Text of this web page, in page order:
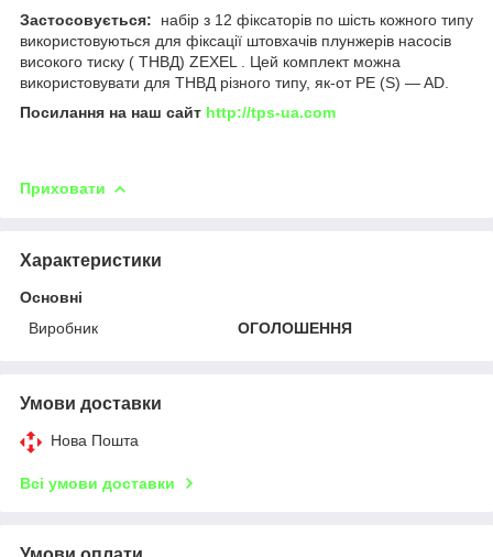
Застосовується: набір з 12 фіксаторів по шість кожного типу
використовуються для фіксації штовхачів плунжерів насосів
високого тиску ( ТНВД) ZEXEL . Цей комплект можна
використовувати для ТНВД різного типу, як-от PE (S) — AD.
Посилання на наш сайт http://tps-ua.com
Приховати
Характеристики
Основні
Виробник
ОГОЛОШЕННЯ
Умови доставки
Нова Пошта
Всі умови доставки